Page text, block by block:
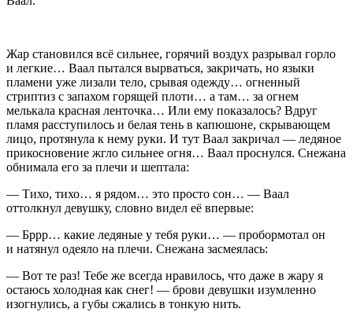
Жар становился всё сильнее, горячий воздух разрывал горло
и легкие… Ваал пытался вырваться, закричать, но языки
пламени уже лизали тело, срывая одежду… огненный
стриптиз с запахом горящей плоти… а там… за огнем
мелькала красная ленточка… Или ему показалось? Вдруг
пламя расступилось и белая тень в капюшоне, скрывающем
лицо, протянула к нему руки. И тут Ваал закричал — ледяное
прикосновение жгло сильнее огня… Ваал проснулся. Снежана
обнимала его за плечи и шептала:
— Тихо, тихо… я рядом… это просто сон… — Ваал
оттолкнул девушку, словно видел её впервые:
— Бррр… какие ледяные у тебя руки… — пробормотал он
и натянул одеяло на плечи. Снежана засмеялась:
— Вот те раз! Тебе же всегда нравилось, что даже в жару я
остаюсь холодная как снег! — брови девушки изумленно
изогнулись, а губы сжались в тонкую нить.